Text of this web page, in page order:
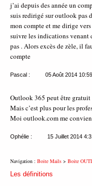
j’ai depuis des année un
suis redirigé sur outlook pas
mon compte et me dirige
suivre les indications venant
pas . Alors excès de zèle, il
compte
Pascal : 05 Août 2014
Outlook 365 peut être gratuit
Mais c’est plus pour les
Moi outlook.com me
Ophélie : 15 Juillet 2014
Navigation : Boite Mails > Boite
Les définitions